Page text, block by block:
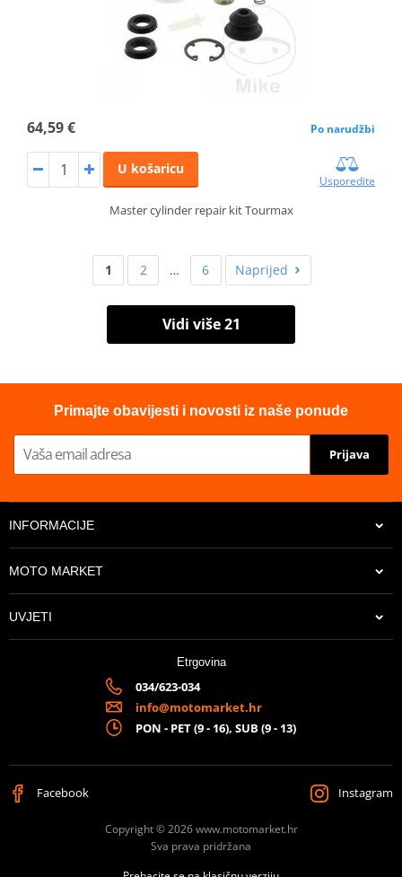
64,59 € Po narudžbi
U košaricu
Usporedite
Master cylinder repair kit Tourmax
1 2 … 6 Naprijed
Vidi više 21
Primajte obavijesti i novosti iz naše ponude
Prijava
INFORMACIJE
MOTO MARKET
UVJETI
Etrgovina
034/623-034
info@motomarket.hr
PON - PET (9 - 16), SUB (9 - 13)
Facebook Instagram
Copyright © 2026 www.motomarket.hr
Sva prava pridržana